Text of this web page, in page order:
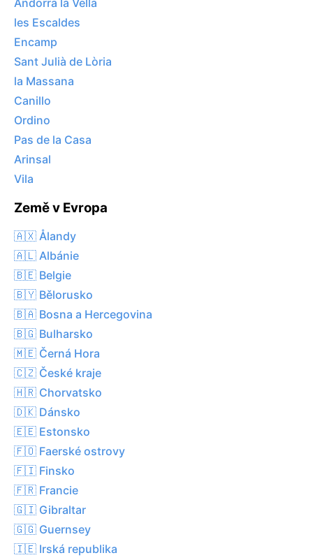
Andorra la Vella
les Escaldes
Encamp
Sant Julià de Lòria
la Massana
Canillo
Ordino
Pas de la Casa
Arinsal
Vila
Země v Evropa
🇦🇽 Ålandy
🇦🇱 Albánie
🇧🇪 Belgie
🇧🇾 Bělorusko
🇧🇦 Bosna a Hercegovina
🇧🇬 Bulharsko
🇲🇪 Černá Hora
🇨🇿 České kraje
🇭🇷 Chorvatsko
🇩🇰 Dánsko
🇪🇪 Estonsko
🇫🇴 Faerské ostrovy
🇫🇮 Finsko
🇫🇷 Francie
🇬🇮 Gibraltar
🇬🇬 Guernsey
🇮🇪 Irská republika